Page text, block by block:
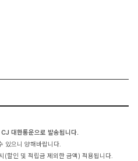
대한통운으로 발송됩니다.
있으니 양해바랍니다.
할인 및 적립금 제외한 금액) 적용됩니다.